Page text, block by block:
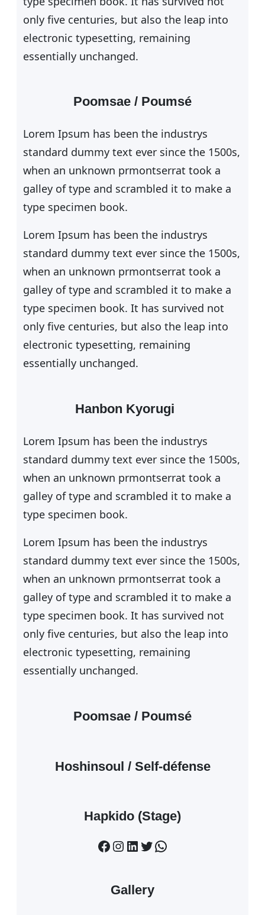
only five centuries, but also the leap into
electronic typesetting, remaining
essentially unchanged.
Poomsae / Poumsé
Lorem Ipsum has been the industrys
standard dummy text ever since the 1500s,
when an unknown prmontserrat took a
galley of type and scrambled it to make a
type specimen book.
Lorem Ipsum has been the industrys
standard dummy text ever since the 1500s,
when an unknown prmontserrat took a
galley of type and scrambled it to make a
type specimen book. It has survived not
only five centuries, but also the leap into
electronic typesetting, remaining
essentially unchanged.
Hanbon Kyorugi
Lorem Ipsum has been the industrys
standard dummy text ever since the 1500s,
when an unknown prmontserrat took a
galley of type and scrambled it to make a
type specimen book.
Lorem Ipsum has been the industrys
standard dummy text ever since the 1500s,
when an unknown prmontserrat took a
galley of type and scrambled it to make a
type specimen book. It has survived not
only five centuries, but also the leap into
electronic typesetting, remaining
essentially unchanged.
Poomsae / Poumsé
Hoshinsoul / Self-défense
Hapkido (Stage)
Facebook InstagramLinkedIn Twitter WhatsApp
Gallery